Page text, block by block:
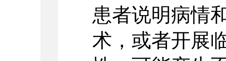
患者说明病情
术，或者开展